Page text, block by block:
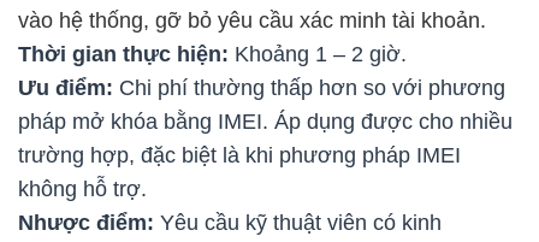
vào hệ thống, gỡ bỏ yêu cầu xác minh tài khoản.
Thời gian thực hiện: Khoảng 1 – 2 giờ.
Ưu điểm: Chi phí thường thấp hơn so với phương
pháp mở khóa bằng IMEI. Áp dụng được cho nhiều
trường hợp, đặc biệt là khi phương pháp IMEI
không hỗ trợ.
Nhược điểm: Yêu cầu kỹ thuật viên có kinh